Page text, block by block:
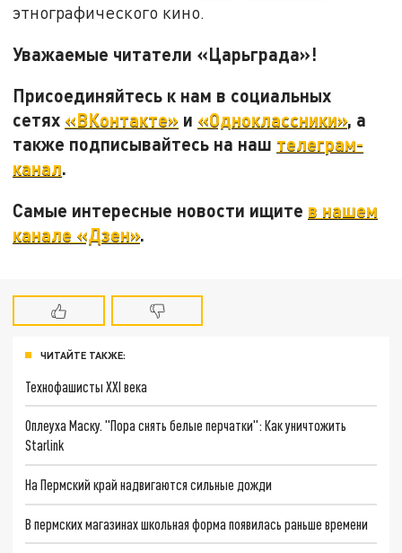
этнографического кино.
Уважаемые читатели «Царьграда»!
Присоединяйтесь к нам в социальных
сетях «ВКонтакте» и «Одноклассники», а
также подписывайтесь на наш телеграм-
канал.
Самые интересные новости ищите в нашем
канале «Дзен».
ЧИТАЙТЕ ТАКЖЕ:
Технофашисты XXI века
Оплеуха Маску. "Пора снять белые перчатки": Как уничтожить
Starlink
На Пермский край надвигаются сильные дожди
В пермских магазинах школьная форма появилась раньше времени